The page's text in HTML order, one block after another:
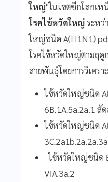
ใหญ่"ในเขตซีกโลกเห
โรคไข้หวัดใหญ่ ระหว่
ใหญ่ชนิด A(H1N1)
โรคไข้หวัดใหญ่ตามฤดู
สายพันธุ์โดยการวิเคร
ไข้หวัดใหญ่ชนิด
6B.1A.5a.2a.1 สั
ไข้หวัดใหญ่ชนิด
ไข้หวัดใหญ่ชนิด
VIA.3a.2